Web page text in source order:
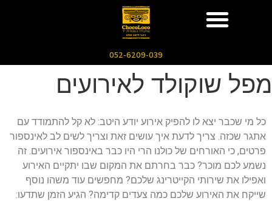
052-6209-039
מפל שוקולד לאירועים
כל מי שכבר יצא לו להפיק אירוע יודע היטב: לא קל להתמודד עם
אתגר שכזה. צריך לדעת איך עושים זאת וצריך לשים לב לאינספור
פרטים, כי האורחים של כולנו הרי היו כבר באינספור אירועים. זה
נשמע לכם מוכר? כבר בחרתם את המקום שבו יתקיים האירוע
ואפילו את שירותי הקייטרינג שלכם? מחפשים עוד משהו נוסף
שייקח את האירוע שלכם כמה צעדים קדימה? הגיע הזמן שתדעו: